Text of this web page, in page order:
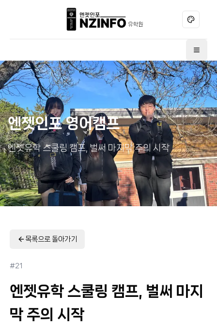
테마 변경
메뉴
엔젯인포 영어캠프
엔젯유학 스쿨링 캠프, 벌써 마지막 주의 시작
목록으로 돌아가기
#21
엔젯유학 스쿨링 캠프, 벌써 마지
막 주의 시작